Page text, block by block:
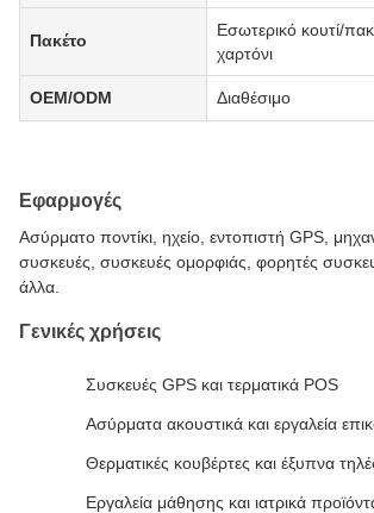
Πακέτο
Εσωτερικό κουτί/
χαρτόνι
OEM/ODM Διαθέσιμο
Εφαρμογές
Ασύρματο ποντίκι, ηχείο, εντοπιστή GPS,
συσκευές, συσκευές ομορφιάς, φορητές
άλλα.
Γενικές χρήσεις
Συσκευές GPS και τερματικά POS
Ασύρματα ακουστικά και εργαλεία
Θερματικές κουβέρτες και έξυπνα
Εργαλεία μάθησης και ιατρικά